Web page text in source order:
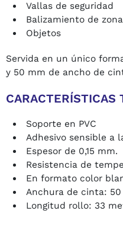
Vallas de seguridad
Balizamiento de
Objetos
Servida en un único
y 50 mm de ancho de
CARACTERÍSTICAS
Soporte en PVC
Adhesivo sensible a
Espesor de 0,15 mm.
Resistencia de
En formato color
Anchura de cinta:
Longitud rollo: 33